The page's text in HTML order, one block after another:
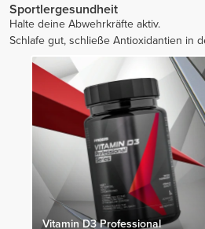
Sportlergesundheit
Halte deine Abwehrkräfte aktiv.
Schlafe gut, schließe Antioxidantien in
Vitamin D3 Professional